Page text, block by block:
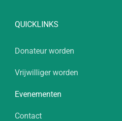
QUICKLINKS
Donateur worden
Vrijwilliger worden
Evenementen
Contact